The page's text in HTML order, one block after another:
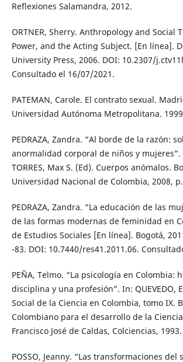
Reflexiones Salamandra, 2012.
ORTNER, Sherry. Anthropology and Social
Power, and the Acting Subject. [En línea].
University Press, 2006. DOI: 10.2307/
Consultado el 16/07/2021.
PATEMAN, Carole. El contrato sexual.
Universidad Autónoma Metropolitana.
PEDRAZA, Zandra. “Al borde de la razón:
anormalidad corporal de niños y mujeres”.
TORRES, Max S. (Ed). Cuerpos anómalos.
Universidad Nacional de Colombia, 2008,
PEDRAZA, Zandra. “La educación de las
de las formas modernas de feminidad en
de Estudios Sociales [En línea]. Bogotá,
-83. DOI: 10.7440/res41.2011.06.
PEÑA, Telmo. “La psicología en Colombia:
disciplina y una profesión”. In: QUEVEDO,
Social de la Ciencia en Colombia, tomo IX.
Colombiano para el desarrollo de la
Francisco José de Caldas, Colciencias, 1993.
POSSO, Jeanny. “Las transformaciones del